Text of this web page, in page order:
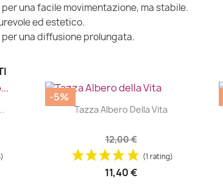
per una facile movimentazione, ma stabile.
ed estetico.
per una diffusione prolungata.
| 
Tazza Albero Della Vita
12,00 €
(1 rating)
11,40 €
-5%